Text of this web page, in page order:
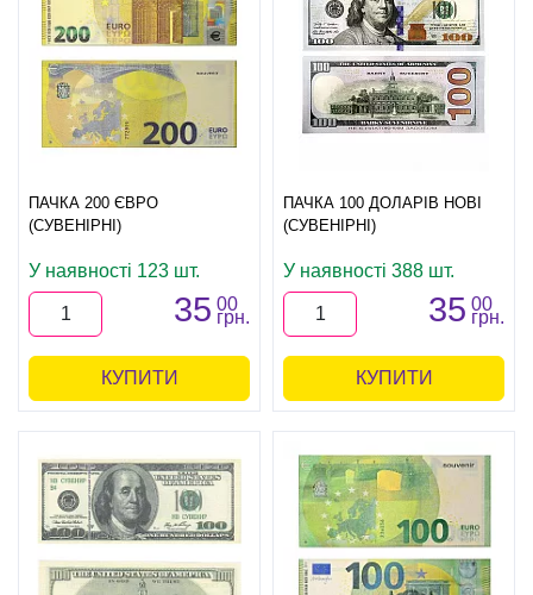
ПАЧКА 200 ЄВРО
(СУВЕНІРНІ)
У наявності 123 шт.
35 00
грн.
КУПИТИ
ПАЧКА 100 ДОЛАРІВ НОВІ
(СУВЕНІРНІ)
У наявності 388 шт.
35 00
грн.
КУПИТИ